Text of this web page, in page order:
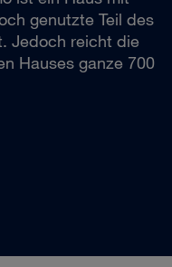
genutzte Teil des
Jedoch reicht die
Hauses ganze 700